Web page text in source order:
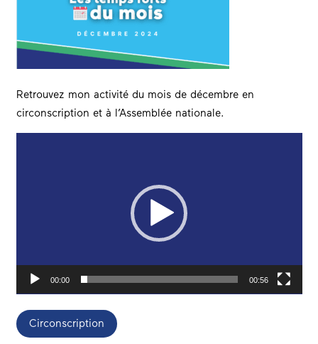
Retrouvez mon activité du mois de décembre en
circonscription et à l’Assemblée nationale.
00:00 00:56
Circonscription